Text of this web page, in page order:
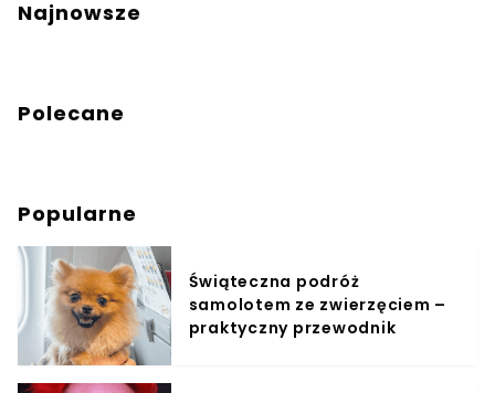
Najnowsze
Polecane
Popularne
Świąteczna podróż
samolotem ze zwierzęciem –
praktyczny przewodnik